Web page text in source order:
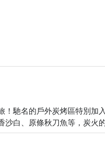
！馳名的戶外炭烤區特別加
沙白、原條秋刀魚等，炭火
主廚悉心呈獻的法式焗龍蝦